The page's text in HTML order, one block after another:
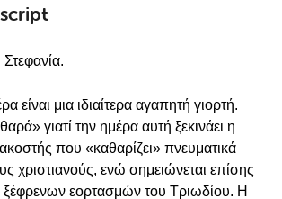
Στεφανία.
είναι μια ιδιαίτερα αγαπητή γιορτή.
γιατί την ημέρα αυτή ξεκινάει η
που «καθαρίζει» πνευματικά
χριστιανούς, ενώ σημειώνεται επίσης
ξέφρενων εορτασμών του Τριωδίου. Η